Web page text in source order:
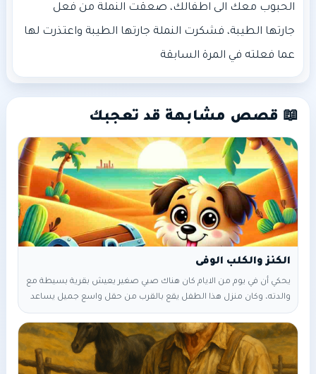
الحبوب معك الى اطفالك، صعقت النملة من فعل
جارتها الطيبة، فشكرت النملة جارتها الطيبة واعتذرت لها
عما فعلته في المرة السابقة
📖 قصص مشابهة قد تعجبك
الكنز والكلب الوفى
يحكي أن في يوم من الايام كان هناك صبي صغير يعيش بقرية بسيطة مع
والدته، وكان منزل هذا الطفل يقع بالقرب من حقل واسع جميل يساعد
والدته في زراعته والعناية به، وذات صباح ذهبت الام والصبي سوياً الي
الحقل لزراعة الفاكهة وحصادها والعناية بالنباتات والاشجار كعادتها،
وبعد ان انتهوا من العمل في يوم طويل شاق ومجهد رجعوا الي منزلهم
البسيط،